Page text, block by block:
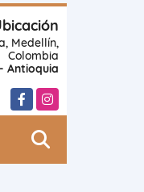
Medellín,
Colombia
Antioquia
FacebookInstagram